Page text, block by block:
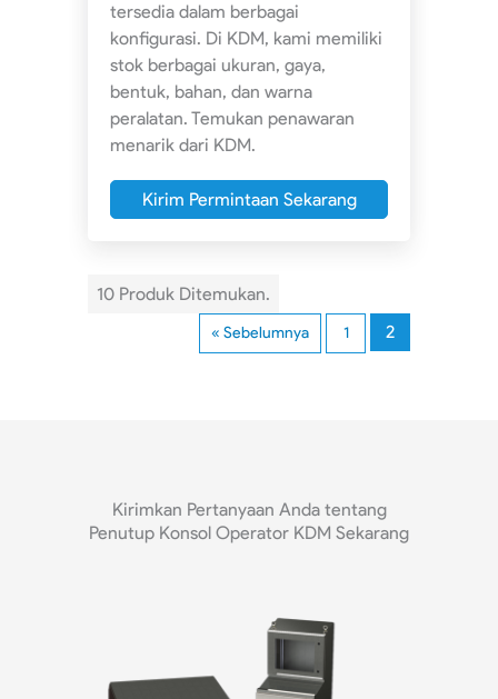
tersedia dalam berbagai
konfigurasi. Di KDM, kami memiliki
stok berbagai ukuran, gaya,
bentuk, bahan, dan warna
peralatan. Temukan penawaran
menarik dari KDM.
Kirim Permintaan Sekarang
10 Produk Ditemukan.
« Sebelumnya 1 2
Kirimkan Pertanyaan Anda tentang
Penutup Konsol Operator KDM Sekarang